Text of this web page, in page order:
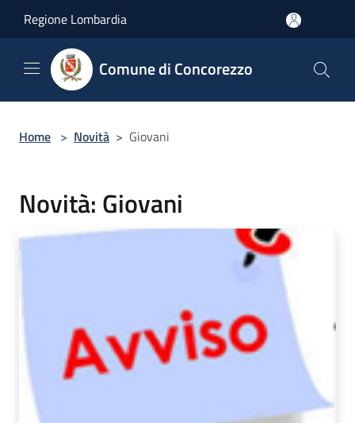
Regione Lombardia
Comune di Concorezzo
Home > Novità > Giovani
Novità: Giovani